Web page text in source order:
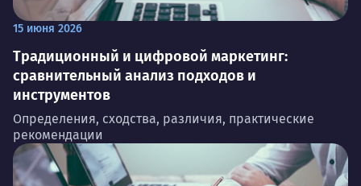
15 июня 2026
Традиционный и цифровой маркетинг:
сравнительный анализ подходов и
инструментов
Определения, сходства, различия, практические
рекомендации